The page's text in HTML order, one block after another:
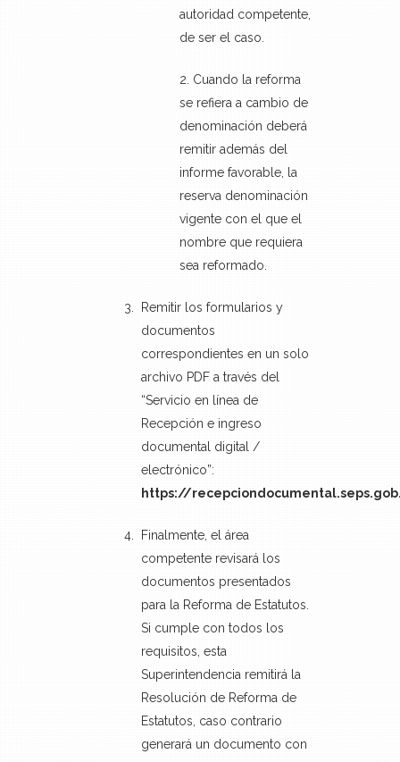
autoridad competente,
de ser el caso.
Cuando la reforma
se refiera a cambio de
denominación deberá
remitir además del
informe favorable, la
reserva denominación
vigente con el que el
nombre que requiera
sea reformado.
Remitir los formularios y
documentos
correspondientes en un solo
archivo PDF a través del
“Servicio en línea de
Recepción e ingreso
documental digital /
electrónico”:
https://
Finalmente, el área
competente revisará los
documentos presentados
para la Reforma de Estatutos.
Si cumple con todos los
requisitos, esta
Superintendencia remitirá la
Resolución de Reforma de
Estatutos, caso contrario
generará un documento con